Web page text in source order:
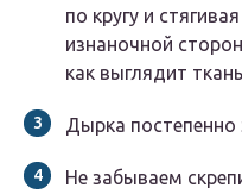
по кругу и
изнаночной
как выглядит
Дырка постепенно
Не забываем